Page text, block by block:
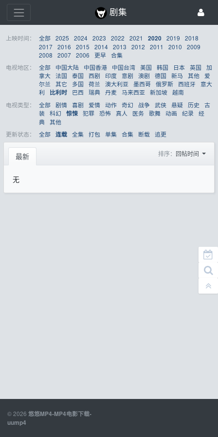
剧集
上映时间： 全部 2025 2024 2023 2022 2021 2020 2019
2018
2017 2016 2015 2014 2013 2012 2011 2010
2009
2008
2007 2006 更早 合集
电视地区：
全部 中国大陆 中国香港 中国台湾 美国 韩国 日本 英国
加
拿大 法国 泰国 西剧 印度 意剧 澳剧 德国 新马 其他
爱
尔兰
其它 多国 荷兰 澳大利亚 墨西哥 俄罗斯 西班牙
意大
利
比利时 巴西 瑞典 丹麦 马来西亚 新加坡 越南
电视类型：
全部 剧情 喜剧 爱情 动作 奇幻 战争 武侠 悬疑 历史
古
装 科幻 惊悚 犯罪 恐怖 真人 医务 歌舞 动画 纪录 经
典 其他
更新状态：
全部 连载 全集 打包 单集 合集 断载 追更
最新 排序： 回帖时间
无
© 2026 悠悠MP4-MP4电影下载-
uump4